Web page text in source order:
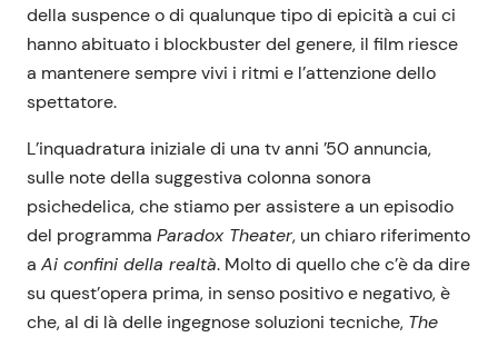
della suspence o di qualunque tipo di epicità a cui ci
hanno abituato i blockbuster del genere, il film riesce
a mantenere sempre vivi i ritmi e l’attenzione dello
spettatore.
L’inquadratura iniziale di una tv anni ’50 annuncia,
sulle note della suggestiva colonna sonora
psichedelica, che stiamo per assistere a un episodio
del programma Paradox Theater, un chiaro riferimento
a Ai confini della realtà. Molto di quello che c’è da dire
su quest’opera prima, in senso positivo e negativo, è
che, al di là delle ingegnose soluzioni tecniche, The